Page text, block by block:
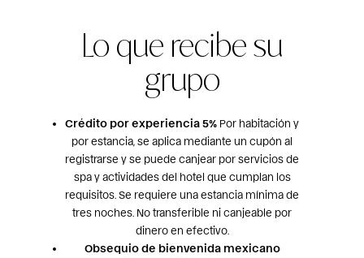
Lo que recibe su
grupo
Crédito por experiencia 5% Por habitación y
por estancia, se aplica mediante un cupón al
registrarse y se puede canjear por servicios de
spa y actividades del hotel que cumplan los
requisitos. Se requiere una estancia mínima de
tres noches. No transferible ni canjeable por
dinero en efectivo.
Obsequio de bienvenida mexicano